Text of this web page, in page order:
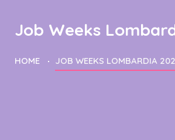
Job Weeks
HOME JOB WEEKS LOMBARDIA